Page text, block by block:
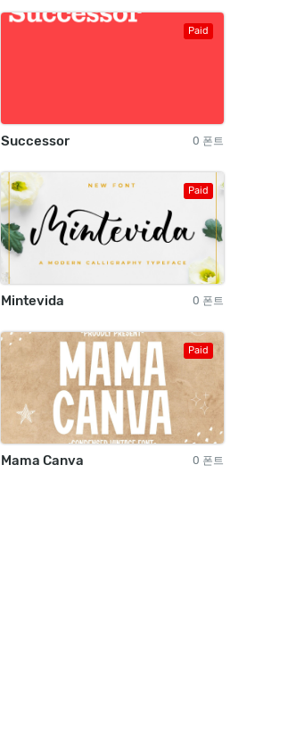
Paid
Successor 0 폰트
Paid
Mintevida 0 폰트
Paid
Mama Canva 0 폰트